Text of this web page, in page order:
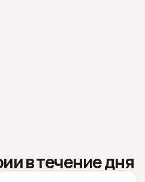
в течение дня